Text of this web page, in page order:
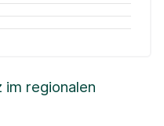
regionalen